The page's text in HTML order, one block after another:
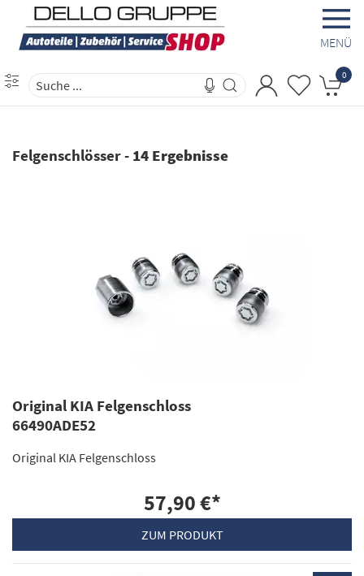
MENÜ
0
Felgenschlösser- 14 Ergebnisse
Original KIA Felgenschloss
66490ADE52
Original KIA Felgenschloss
57,90 €*
ZUM PRODUKT